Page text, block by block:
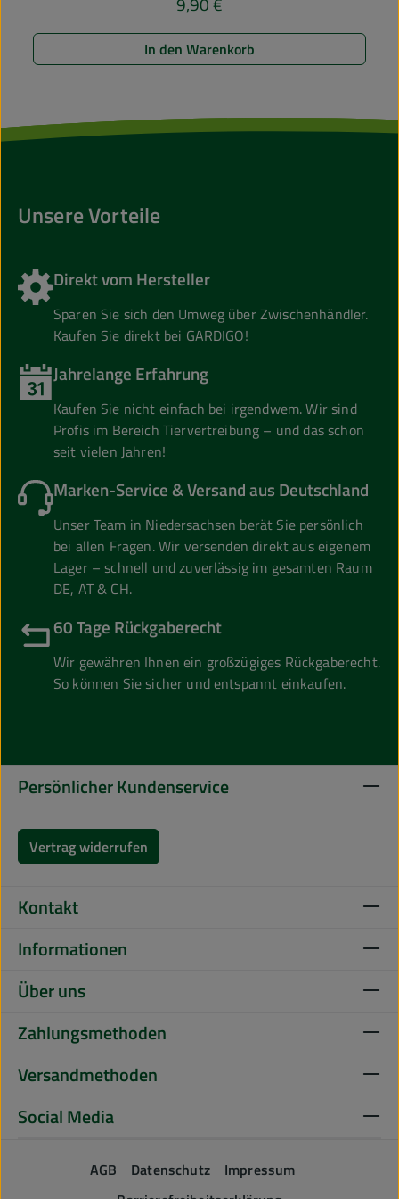
In den Warenkorb
Unsere Vorteile
Direkt vom Hersteller
Sparen Sie sich den Umweg über Zwischenhändler.
Kaufen Sie direkt bei GARDIGO!
Jahrelange Erfahrung
Kaufen Sie nicht einfach bei irgendwem. Wir sind
Profis im Bereich Tiervertreibung – und das schon
seit vielen Jahren!
Marken-Service & Versand aus Deutschland
Unser Team in Niedersachsen berät Sie persönlich
bei allen Fragen. Wir versenden direkt aus eigenem
Lager – schnell und zuverlässig im gesamten Raum
DE, AT & CH.
60 Tage Rückgaberecht
Wir gewähren Ihnen ein großzügiges Rückgaberecht.
So können Sie sicher und entspannt einkaufen.
Persönlicher Kundenservice
Vertrag widerrufen
Kontakt
Informationen
Über uns
Zahlungsmethoden
Versandmethoden
Social Media
AGB Datenschutz
Impressum